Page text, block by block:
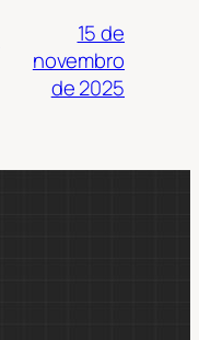
15 de
novembro
de 2025